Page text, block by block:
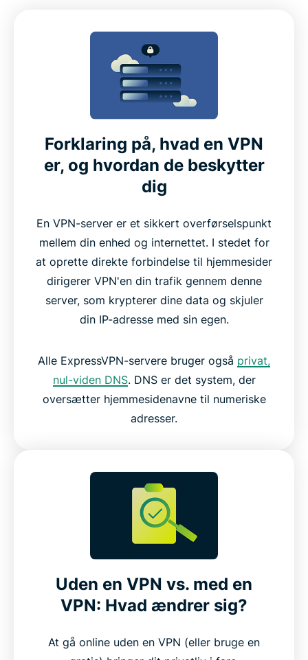
Forklaring på, hvad en VPN
er, og hvordan de beskytter
dig
En VPN-server er et sikkert overførselspunkt
mellem din enhed og internettet. I stedet for
at oprette direkte forbindelse til hjemmesider
dirigerer VPN'en din trafik gennem denne
server, som krypterer dine data og skjuler
din IP-adresse med sin egen.
Alle ExpressVPN-servere bruger også privat,
nul-viden DNS. DNS er det system, der
oversætter hjemmesidenavne til numeriske
adresser.
Uden en VPN vs. med en
VPN: Hvad ændrer sig?
At gå online uden en VPN (eller bruge en